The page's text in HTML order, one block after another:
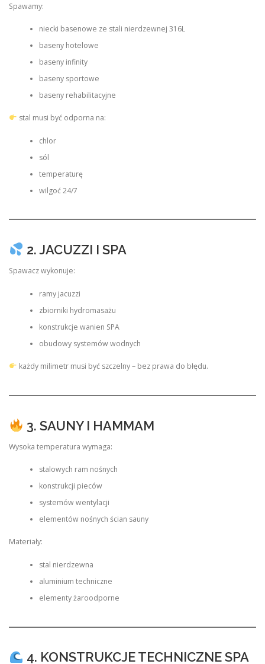
Spawamy:
niecki basenowe ze stali nierdzewnej 316L
baseny hotelowe
baseny infinity
baseny sportowe
baseny rehabilitacyjne
stal musi być odporna na:
chlor
sól
temperaturę
wilgoć 24/7
2. JACUZZI I SPA
Spawacz wykonuje:
ramy jacuzzi
zbiorniki hydromasażu
konstrukcje wanien SPA
obudowy systemów wodnych
każdy milimetr musi być szczelny – bez prawa do błędu.
3. SAUNY I HAMMAM
Wysoka temperatura wymaga:
stalowych ram nośnych
konstrukcji pieców
systemów wentylacji
elementów nośnych ścian sauny
Materiały:
stal nierdzewna
aluminium techniczne
elementy żaroodporne
4. KONSTRUKCJE TECHNICZNE SPA